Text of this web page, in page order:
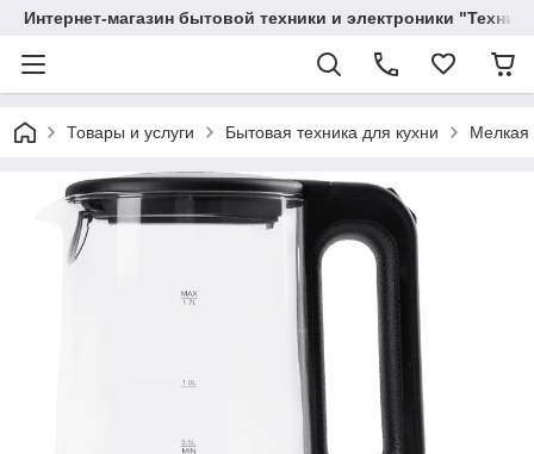
Интернет-магазин бытовой техники и электроники
Товары и услуги Бытовая техника для кухни Мелкая